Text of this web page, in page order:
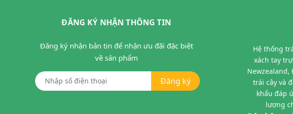
ĐĂNG KÝ NHẬN THÔNG TIN
Đăng ký nhận bản tin để nhận ưu đãi đặc biệt
về sản phẩm
Đăng ký
Hệ thống
xách tay
Newzealand,
trái cây và
khẩu đáp
lượng